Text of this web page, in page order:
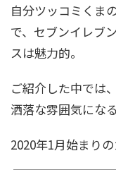
自分ツッコミくま
で、セブンイレブ
スは魅力的。
ご紹介した中では
洒落な雰囲気にな
2020年1月始まり